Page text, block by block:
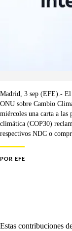
Madrid, 3 sep (EFE).- El
ONU sobre Cambio
miércoles una carta a
climática (COP30)
respectivos NDC o
POR EFE
Estas contribuciones